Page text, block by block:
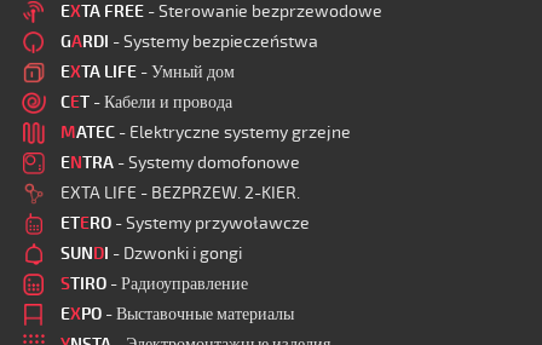
EXTA FREE - Sterowanie bezprzewodowe
GARDI - Systemy bezpieczeństwa
EXTA LIFE - Умный дом
CET - Кабели и провода
MATEC - Elektryczne systemy grzejne
ENTRA - Systemy domofonowe
EXTA LIFE - BEZPRZEW. 2-KIER.
ETERO - Systemy przywoławcze
SUNDI - Dzwonki i gongi
STIRO - Радиоуправление
EXPO - Выставочные материалы